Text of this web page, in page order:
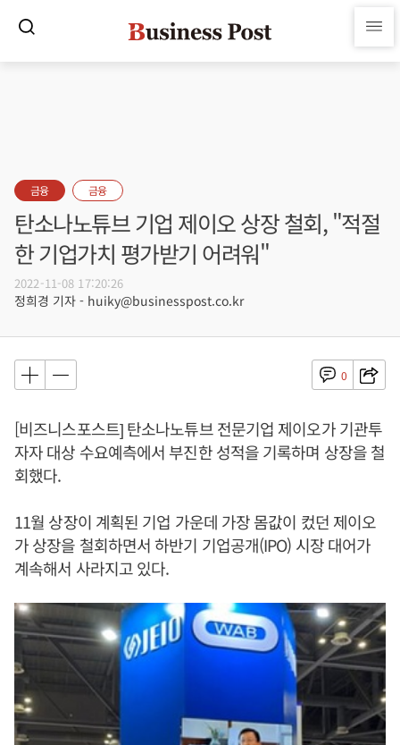
금융 금융
탄소나노튜브 기업 제이오 상장 철회, "적절
한 기업가치 평가받기 어려워"
2022-11-08 17:20:26
정희경 기자 - huiky@businesspost.co.kr
0
[비즈니스포스트] 탄소나노튜브 전문기업 제이오가 기관투
자자 대상 수요예측에서 부진한 성적을 기록하며 상장을 철
회했다.
11월 상장이 계획된 기업 가운데 가장 몸값이 컸던 제이오
가 상장을 철회하면서 하반기 기업공개(IPO) 시장 대어가
계속해서 사라지고 있다.